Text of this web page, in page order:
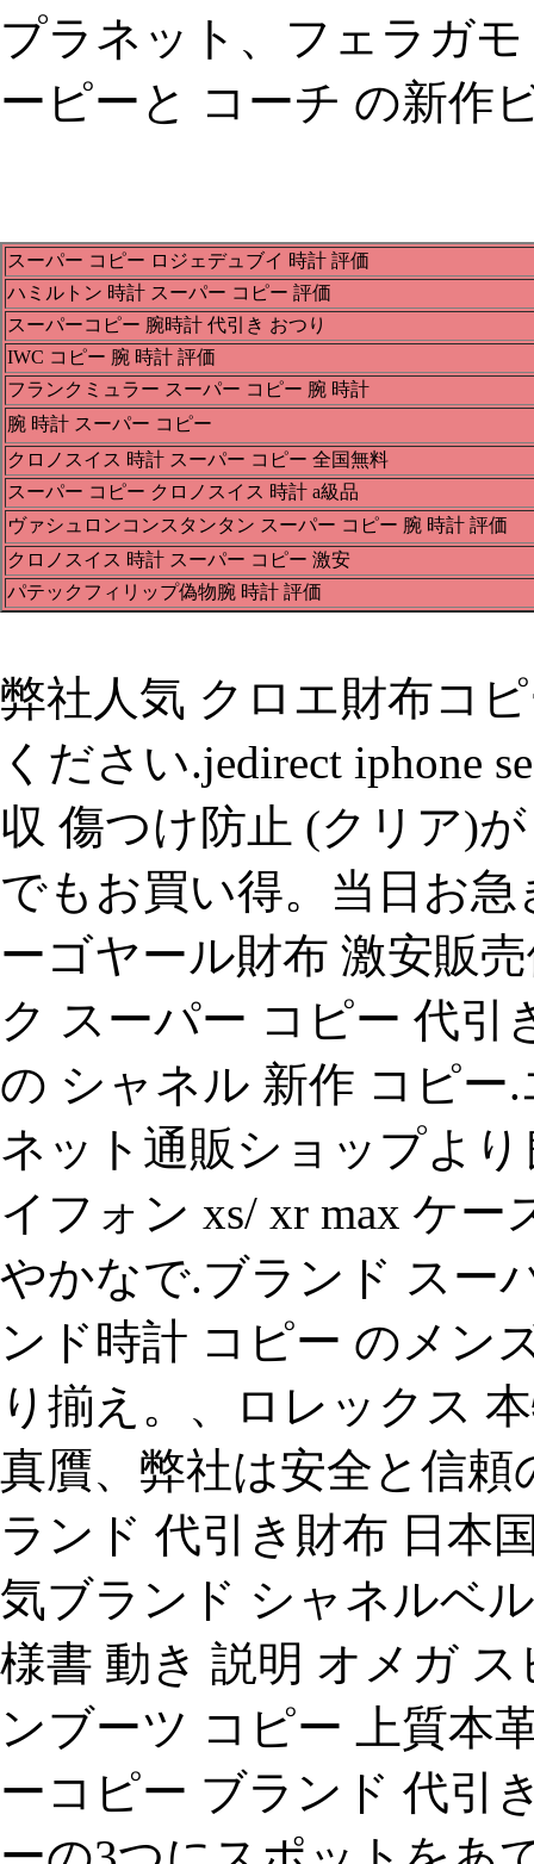
プラネット、フェラガ
ーピーと コーチ の新作
スーパー コピー ロジェデュブイ 時計 評価
ハミルトン 時計 スーパー コピー 評価
スーパーコピー 腕時計 代引き おつり
IWC コピー 腕 時計 評価
フランクミュラー スーパー コピー 腕 時計
腕 時計 スーパー コピー
クロノスイス 時計 スーパー コピー 全国無料
スーパー コピー クロノスイス 時計 a級品
ヴァシュロンコンスタンタン スーパー コピー 腕 時計 評価
クロノスイス 時計 スーパー コピー 激安
パテックフィリップ偽物腕 時計 評価
弊社人気 クロエ財布コ
ください.jedirect iphone
収 傷つけ防止 (クリア)
でもお買い得。当日お
ーゴヤール財布 激安販
ク スーパー コピー 代引
の シャネル 新作 コピー
ネット通販ショップよ
イフォン xs/ xr max ケー
やかなで.ブランド スー
ンド時計 コピー のメン
り揃え。、ロレックス
真贋、弊社は安全と信
ランド 代引き財布 日本
気ブランド シャネルベ
様書 動き 説明 オメガ
ンブーツ コピー 上質本
ーコピー ブランド 代引